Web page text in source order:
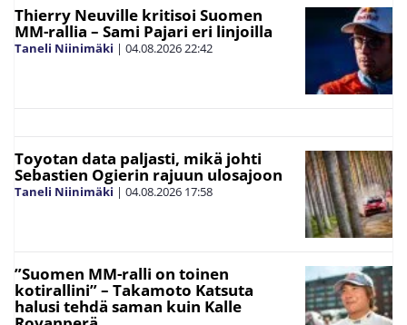
Thierry Neuville kritisoi Suomen
MM-rallia – Sami Pajari eri linjoilla
Taneli Niinimäki | 04.08.202622:42
Toyotan data paljasti, mikä johti
Sebastien Ogierin rajuun ulosajoon
Taneli Niinimäki | 04.08.2026 17:58
”Suomen MM-ralli on toinen
kotirallini” – Takamoto Katsuta
halusi tehdä saman kuin Kalle